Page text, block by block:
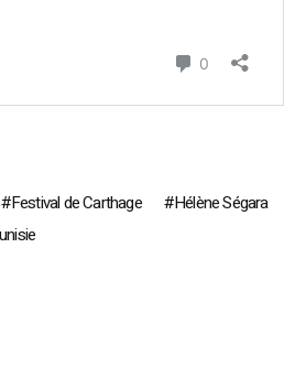
Festival de Carthage
Hélène Ségara